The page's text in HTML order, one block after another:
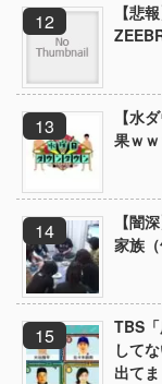
【悲
【水
果ｗ
【闇
家族
TBS
して
出てま